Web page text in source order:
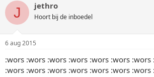
J jethro
Hoort bij de inboedel
6 aug 2015
:wors :wors :wors :wors :wors :wors
:wors :wors :wors :wors :wors :wors :wors